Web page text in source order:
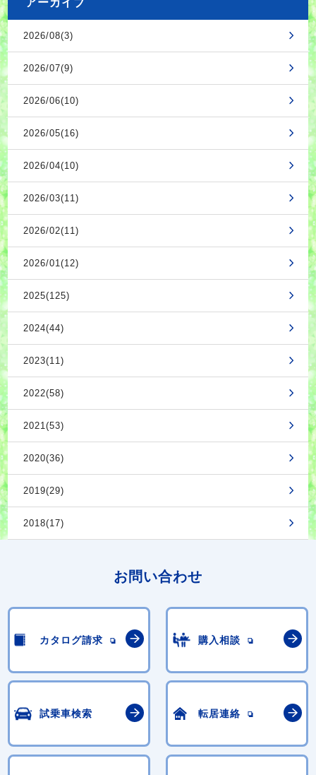
2026/08(3)
2026/07(9)
2026/06(10)
2026/05(16)
2026/04(10)
2026/03(11)
2026/02(11)
2026/01(12)
2025(125)
2024(44)
2023(11)
2022(58)
2021(53)
2020(36)
2019(29)
2018(17)
お問い合わせ
カタログ請求 購入相談
試乗車検索 転居連絡